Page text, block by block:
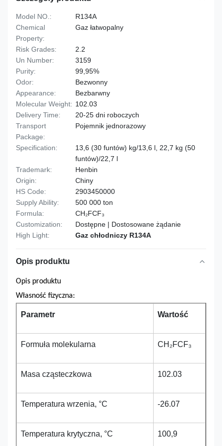
Model NO.:
R134A
Chemical
Property:
Gaz łatwopalny
Risk Grades:
2.2
Un Number:
3159
Purity:
99,95%
Odor:
Bezwonny
Appearance:
Bezbarwny
Molecular Weight: 102.03
Delivery Time:
20-25 dni roboczych
Transport
Package:
Pojemnik jednorazowy
Specification:
13,6 (30 funtów) kg/13,6 l, 22,7 kg (50
funtów)/22,7 l
Trademark:
Henbin
Origin:
Chiny
HS Code:
2903450000
Supply Ability:
500 000 ton
Formula:
CH₂FCF₃
Customization:
Dostępne | Dostosowane żądanie
High Light:
Gaz chłodniczy R134A
Opis produktu
Opis produktu
Własność fizyczna:
Parametr Wartość
Formuła molekularna CH₂FCF₃
Masa cząsteczkowa 102.03
Temperatura wrzenia, °C -26.07
Temperatura krytyczna, °C 100,9